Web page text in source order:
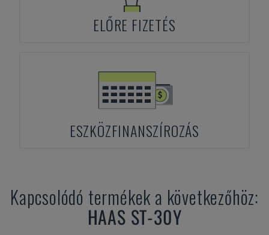
ELŐRE FIZETÉS
ESZKÖZFINANSZÍROZÁS
Kapcsolódó termékek a következőhöz:
HAAS ST-30Y